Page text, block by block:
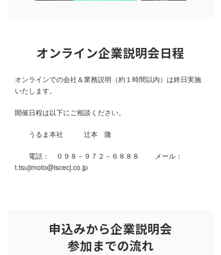
オンライン企業説明会日程
オンラインでの会社＆業務説明（約１時間以内）は終日実施
いたします。
開催日程は以下にご相談ください。
うるま本社 辻本 隆
電話： ０９８－９７２－６８８８ メール：
t.tsujimoto@iscecj.co.jp
申込みから企業説明会
参加までの流れ